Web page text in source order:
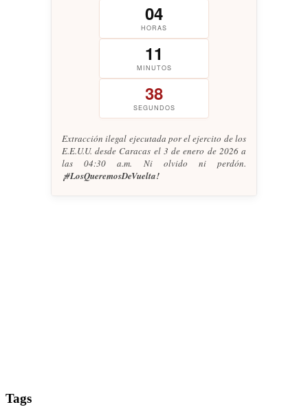
04
HORAS
11
MINUTOS
39
SEGUNDOS
Extracción ilegal ejecutada por el ejercito de los
E.E.U.U. desde Caracas el 3 de enero de 2026 a
las 04:30 a.m. Ni olvido ni perdón.
¡#LosQueremosDeVuelta!
Tags